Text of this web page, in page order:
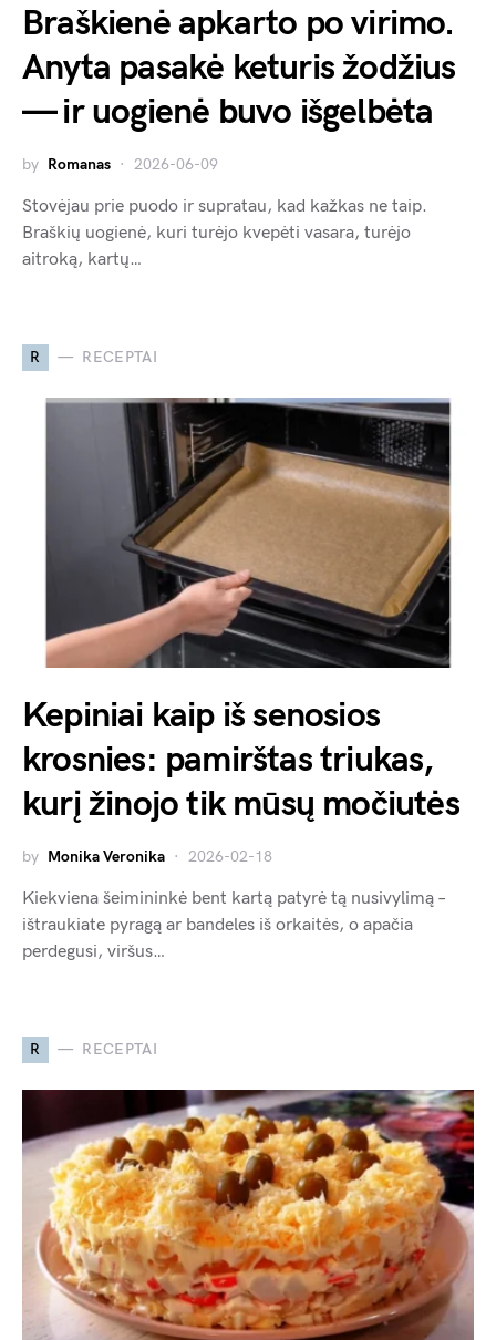
Braškienė apkarto po virimo.
Anyta pasakė keturis žodžius
— ir uogienė buvo išgelbėta
by Romanas 2026-06-09
Stovėjau prie puodo ir supratau, kad kažkas ne taip.
Braškių uogienė, kuri turėjo kvepėti vasara, turėjo
aitroką, kartų…
R RECEPTAI
Kepiniai kaip iš senosios
krosnies: pamirštas triukas,
kurį žinojo tik mūsų močiutės
by Monika Veronika 2026-02-18
Kiekviena šeimininkė bent kartą patyrė tą nusivylimą –
ištraukiate pyragą ar bandeles iš orkaitės, o apačia
perdegusi, viršus…
R RECEPTAI